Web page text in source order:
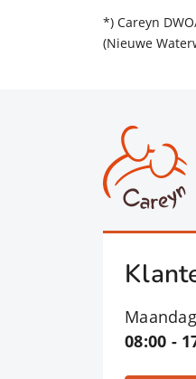
*) Careyn
(Nieuwe
08:00 -